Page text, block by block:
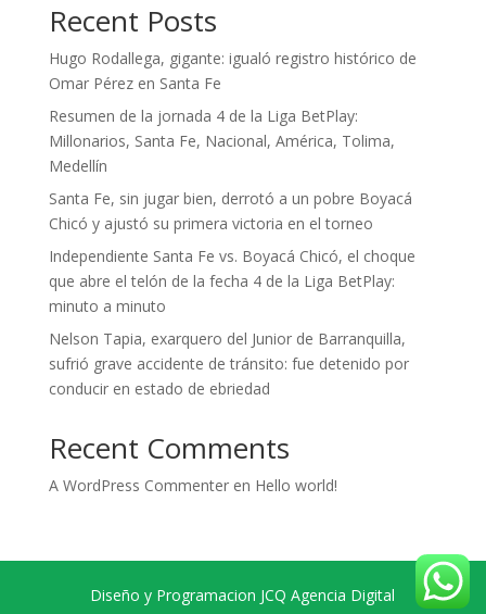
Recent Posts
Hugo Rodallega, gigante: igualó registro histórico de
Omar Pérez en Santa Fe
Resumen de la jornada 4 de la Liga BetPlay:
Millonarios, Santa Fe, Nacional, América, Tolima,
Medellín
Santa Fe, sin jugar bien, derrotó a un pobre Boyacá
Chicó y ajustó su primera victoria en el torneo
Independiente Santa Fe vs. Boyacá Chicó, el choque
que abre el telón de la fecha 4 de la Liga BetPlay:
minuto a minuto
Nelson Tapia, exarquero del Junior de Barranquilla,
sufrió grave accidente de tránsito: fue detenido por
conducir en estado de ebriedad
Recent Comments
A WordPress Commenteren Hello world!
Diseño y Programacion JCQ Agencia Digital